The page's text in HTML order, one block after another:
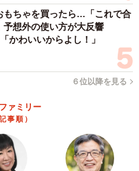
もちゃを買ったら…「これで合
予想外の使い方が大反響
かわいいからよし！」
６位以降を見る
ァミリー
事順）